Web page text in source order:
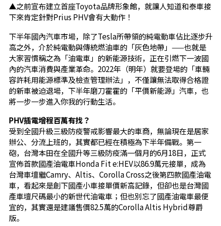
▲之前宣布建立首座Toyota品牌形象館，就讓人知道和泰車接
下來肯定針對Prius PHV會有大動作！
下半年國內汽車市場，除了Tesla所帶領的純電動車佔比逐步升
高之外，介於純電動與傳統燃油車的「灰色地帶」——也就是
大家習慣稱之為「油電車」的新能源技術，正在引燃下一波國
內的汽車消費與產業革命。2022年（明年）就要登場的「車輛
容許耗用能源標準及檢查管理辦法」，不僅讓無法取得合格證
的新車被迫退場，下半年磨刀霍霍的「平價新能源」汽車，也
將一步一步進入你我的行動生活。
PHV插電增程百萬有找？
受到全國升級三級防疫警戒影響最大的車商，無論現在是居家
辦公、分流上班的，其實都已經在積極為下半年備戰。第一
砲，台灣本田在全國升等三級防疫滿一個月的6月18日，正式
宣佈首款國產油電車Honda Fit e:HEV以86.9萬元接單，成為
台灣車壇繼Camry、Altis、Corolla Cross之後第四款國產油電
車，看起來是創下國產小車接單價新高記錄，但卻也是台灣國
產車壇尺碼最小的新世代油電車；但也別忘了國產油電車最便
宜的，其實還是建議售價82.5萬的Corolla Altis Hybrid尊爵
版。